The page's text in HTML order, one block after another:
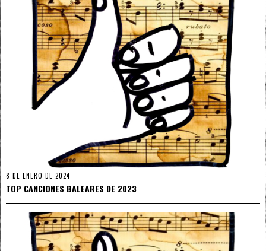
8 DE ENERO DE 2024
TOP CANCIONES BALEARES DE 2023